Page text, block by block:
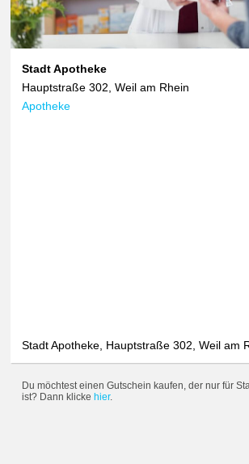
Stadt Apotheke
Hauptstraße 302, Weil am Rhein
Apotheke
Stadt Apotheke, Hauptstraße 302, Weil am
Du möchtest einen Gutschein kaufen, der nur für
ist? Dann klicke hier.